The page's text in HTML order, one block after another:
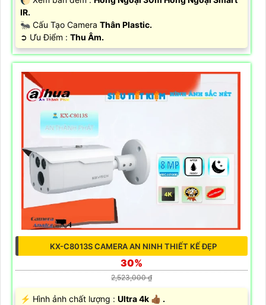
IR.
🐜 Cấu Tạo Camera Thân Plastic.
️➲ Ưu Điểm : Thu Âm.
KX-C8013S CAMERA AN NINH THIẾT KẾ ĐẸP
30%
2,523,000 ₫
️⚡ Hình ảnh chất lượng : Ultra 4k 👍🏾 .